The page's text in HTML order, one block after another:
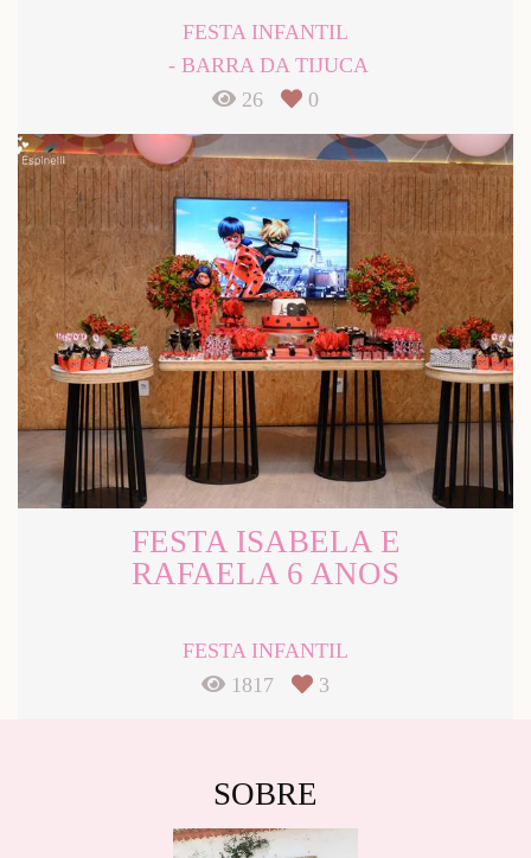
FESTA INFANTIL
BARRA DA TIJUCA
26
0
FESTA ISABELA E
RAFAELA 6 ANOS
FESTA INFANTIL
1817
3
SOBRE